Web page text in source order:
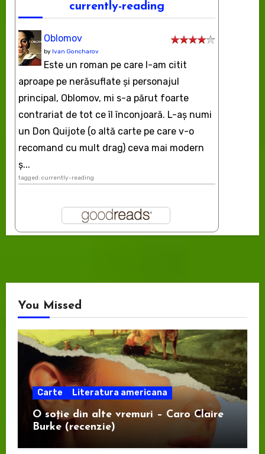
currently-reading
Oblomov
by Ivan Goncharov
Este un roman pe care l-am citit
aproape pe nerăsuflate şi personajul
principal, Oblomov, mi s-a părut foarte
contrariat de tot ce îl înconjoară. L-aş numi
un Don Quijote (o altă carte pe care v-o
recomand cu mult drag) ceva mai modern
ș...
tagged: currently-reading
You Missed
Carte Literatura americana
O soție din alte vremuri – Caro Claire
Burke (recenzie)